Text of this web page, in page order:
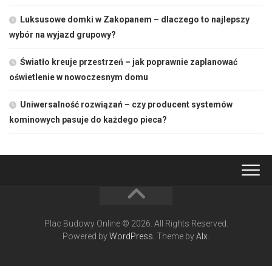
Luksusowe domki w Zakopanem – dlaczego to najlepszy
wybór na wyjazd grupowy?
Światło kreuje przestrzeń – jak poprawnie zaplanować
oświetlenie w nowoczesnym domu
Uniwersalność rozwiązań – czy producent systemów
kominowych pasuje do każdego pieca?
Plac Budowy Online © 2026. All Rights Reserved.
Powered byWordPress. Theme byAlx.